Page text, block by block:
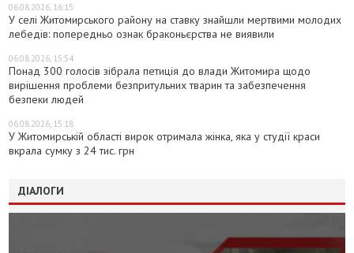
06.08.2026, 16:15
У селі Житомирського району на ставку знайшли мертвими молодих
лебедів: попередньо ознак браконьєрства не виявили
06.08.2026, 15:54
Понад 300 голосів зібрала петиція до влади Житомира щодо
вирішення проблеми безпритульних тварин та забезпечення
безпеки людей
06.08.2026, 15:18
У Житомирській області вирок отримала жінка, яка у студії краси
вкрала сумку з 24 тис. грн
ДІАЛОГИ